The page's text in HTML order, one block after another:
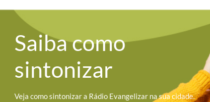
Saiba como
sintonizar
Veja como sintonizar a Rádio Evangelizar na sua cidade.